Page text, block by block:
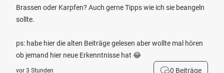
Brassen oder Karpfen? Auch gerne Tipps wie ich sie beangeln
sollte.
ps: habe hier die alten Beiträge gelesen aber wollte mal hören
ob jemand hier neue Erkenntnisse hat 😂
vor 3 Stunden 0 Beiträge